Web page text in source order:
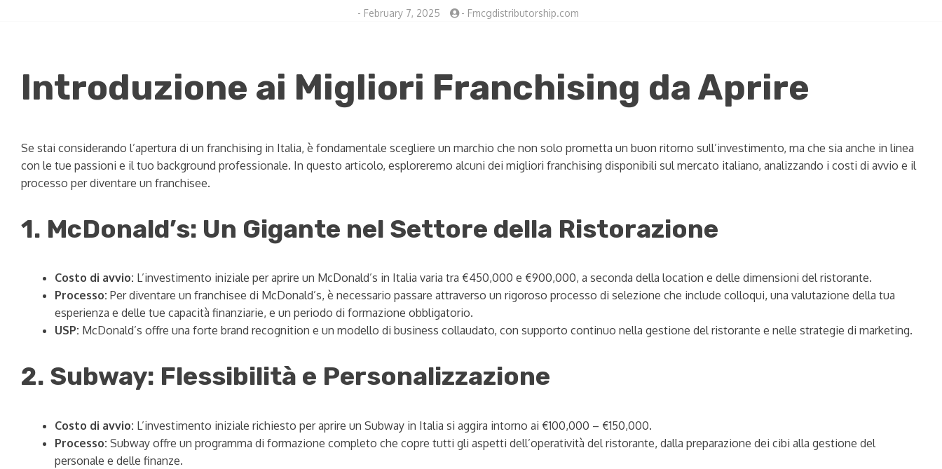
- February 7, 2025 - Fmcgdistributorship.com
Introduzione ai Migliori Franchising da Aprire
Se stai considerando l’apertura di un franchising in Italia, è fondamentale scegliere un marchio che non solo prometta un buon ritorno sull’investimento, ma che sia anche in linea
con le tue passioni e il tuo background professionale. In questo articolo, esploreremo alcuni dei migliori franchising disponibili sul mercato italiano, analizzando i costi di avvio e il
processo per diventare un franchisee.
1. McDonald’s: Un Gigante nel Settore della Ristorazione
Costo di avvio: L’investimento iniziale per aprire un McDonald’s in Italia varia tra €450,000 e €900,000, a seconda della location e delle dimensioni del ristorante.
Processo: Per diventare un franchisee di McDonald’s, è necessario passare attraverso un rigoroso processo di selezione che include colloqui, una valutazione della tua
esperienza e delle tue capacità finanziarie, e un periodo di formazione obbligatorio.
USP: McDonald’s offre una forte brand recognition e un modello di business collaudato, con supporto continuo nella gestione del ristorante e nelle strategie di marketing.
2. Subway: Flessibilità e Personalizzazione
Costo di avvio: L’investimento iniziale richiesto per aprire un Subway in Italia si aggira intorno ai €100,000 – €150,000.
Processo: Subway offre un programma di formazione completo che copre tutti gli aspetti dell’operatività del ristorante, dalla preparazione dei cibi alla gestione del
personale e delle finanze.